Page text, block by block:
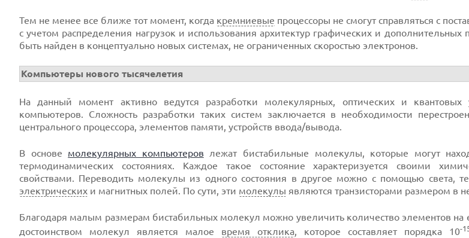
Тем не менее все ближе тот момент, когда кремниевые процессоры не смогут справляться с
с учетом распределения нагрузок и использования архитектур графических и
быть найден в концептуально новых системах, не ограниченных скоростью электронов.
Компьютеры нового тысячелетия
На данный момент активно ведутся разработки молекулярных, оптических и квантовых
компьютеров. Сложность разработки таких систем заключается в необходимости
центрального процессора, элементов памяти, устройств ввода/вывода.
В основе молекулярных компьютеров лежат бистабильные молекулы, которые могут
термодинамических состояниях. Каждое такое состояние характеризуется своими
свойствами. Переводить молекулы из одного состояния в другое можно с помощью света,
электрических и магнитных полей. По сути, эти молекулы являются транзисторами размером в
Благодаря малым размерам бистабильных молекул можно увеличить количество элементов
достоинством молекул является малое время отклика, которое составляет порядка 10-